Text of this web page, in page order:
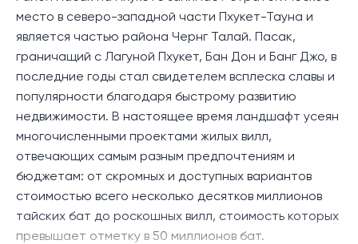
современная кухня с островом.
Снаружи есть просторная терраса у бассейна,
частный бассейн среднего размера, а также
обеденная зона на открытом воздухе и шезлонги
для полного расслабления.
В главной спальне есть собственная ванная
комната, а в гостевой спальне — общая ванная
комната с гостиной. И главная спальня, и гостиная
имеют прямой выход на террасу у бассейна, что
обеспечивает идеальные условия для отдыха на
свежем воздухе под сияющим солнцем.
место в северо-западной части Пхукет-Тауна и
является частью района Чернг Талай. Пасак,
граничащий с Лагуной Пхукет, Бан Дон и Банг Джо, в
последние годы стал свидетелем всплеска славы и
популярности благодаря быстрому развитию
недвижимости. В настоящее время ландшафт усеян
многочисленными проектами жилых вилл,
отвечающих самым разным предпочтениям и
бюджетам: от скромных и доступных вариантов
стоимостью всего несколько десятков миллионов
тайских бат до роскошных вилл, стоимость которых
превышает отметку в 50 миллионов бат.